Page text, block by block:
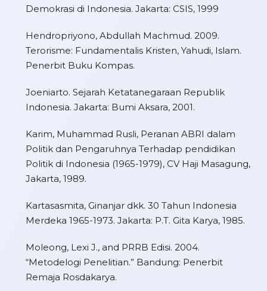
Demokrasi di Indonesia. Jakarta: CSIS, 1999
Hendropriyono, Abdullah Machmud. 2009.
Terorisme: Fundamentalis Kristen, Yahudi, Islam.
Penerbit Buku Kompas.
Joeniarto. Sejarah Ketatanegaraan Republik
Indonesia. Jakarta: Bumi Aksara, 2001.
Karim, Muhammad Rusli, Peranan ABRI dalam
Politik dan Pengaruhnya Terhadap pendidikan
Politik di Indonesia (1965-1979), CV Haji Masagung,
Jakarta, 1989.
Kartasasmita, Ginanjar dkk. 30 Tahun Indonesia
Merdeka 1965-1973. Jakarta: P.T. Gita Karya, 1985.
Moleong, Lexi J., and PRRB Edisi. 2004.
“Metodelogi Penelitian.” Bandung: Penerbit
Remaja Rosdakarya.